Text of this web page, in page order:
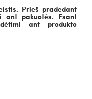
Prieš pradedant
ant pakuotės. Esant
ant produkto